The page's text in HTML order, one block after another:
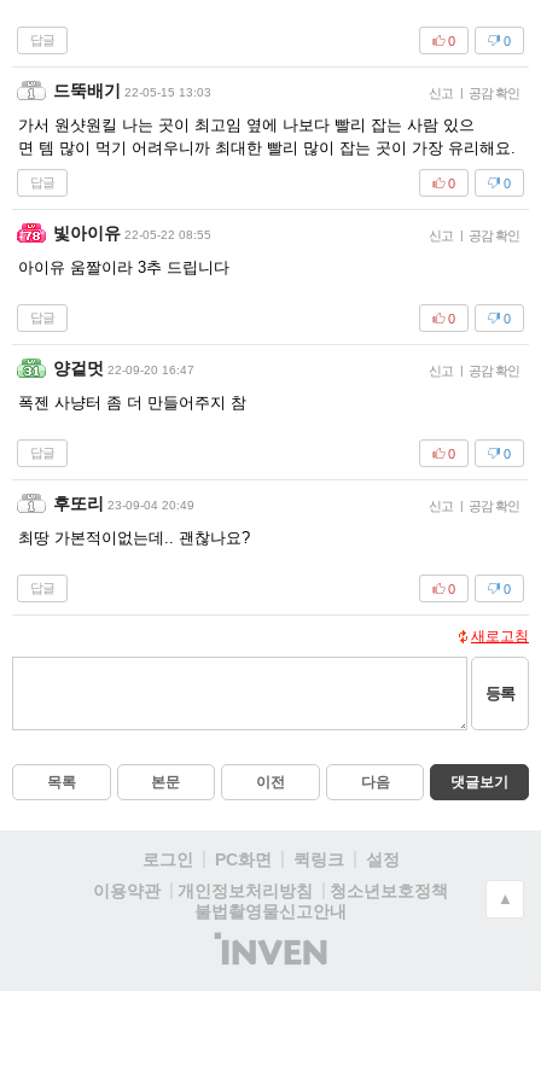
답글 0
0
드뚝배기 22-05-15 13:03 신고 | 공감 확인
가서 원샷원킬 나는 곳이 최고임 옆에 나보다 빨리 잡는 사람 있으
면 템 많이 먹기 어려우니까 최대한 빨리 많이 잡는 곳이 가장 유리해요.
답글 0
0
빛아이유 22-05-22 08:55 신고 | 공감 확인
아이유 움짤이라 3추 드립니다
답글 0
0
양겉멋 22-09-20 16:47 신고 | 공감 확인
폭젠 사냥터 좀 더 만들어주지 참
답글 0
0
후또리 23-09-04 20:49 신고 | 공감 확인
최땅 가본적이없는데.. 괜찮나요?
답글 0
0
새로고침
등록
목록 본문 이전 다음 댓글보기
로그인 PC화면 퀵링크
설정
이용약관
개인정보처리방침
청소년보호정책
불법촬영물신고안내
(주)
인
▲